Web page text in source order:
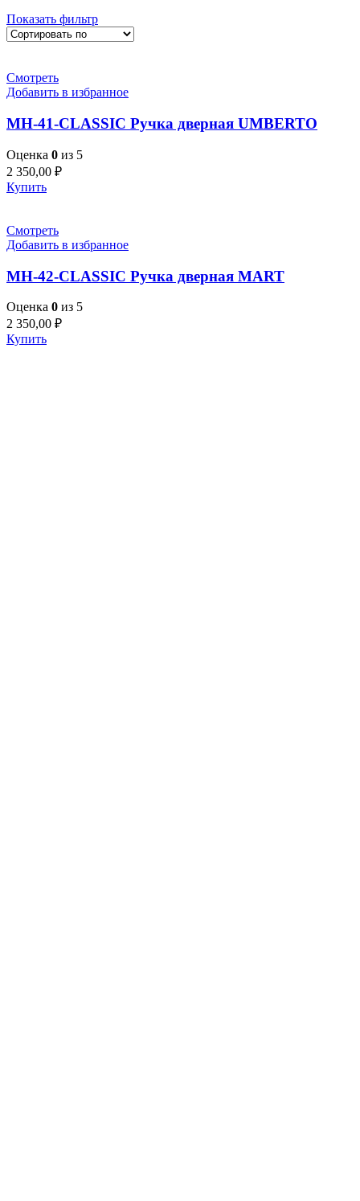
Показать фильтр
Смотреть
Добавить в избранное
MH-41-CLASSIC Ручка дверная UMBERTO
Оценка 0 из 5
2 350,00 ₽
Купить
Смотреть
Добавить в избранное
MH-42-CLASSIC Ручка дверная MART
Оценка 0 из 5
2 350,00 ₽
Купить